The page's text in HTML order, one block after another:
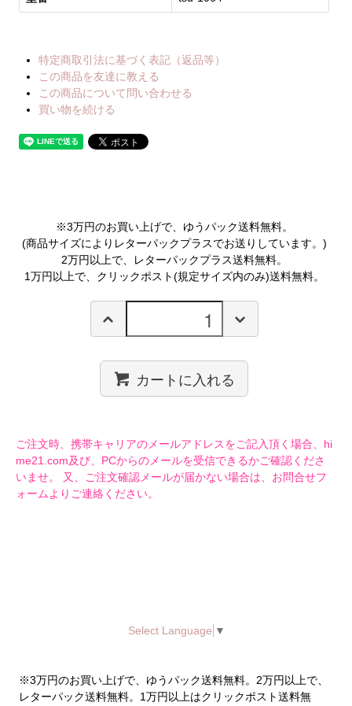
特定商取引法に基づく表記（返品等）
この商品を友達に教える
この商品について問い合わせる
買い物を続ける
※3万円のお買い上げで、ゆうパック送料無料。
(商品サイズによりレターパックプラスでお送りしています。)
2万円以上で、レターパックプラス送料無料。
1万円以上で、クリックポスト(規定サイズ内のみ)送料無料。
カートに入れる
ご注文時、携帯キャリアのメールアドレスをご記入頂く場合、hi
me21.com及び、PCからのメールを受信できるかご確認くださ
いませ。 又、ご注文確認メールが届かない場合は、お問合せフ
ォームよりご連絡ください。
Select Language ▼
※3万円のお買い上げで、ゆうパック送料無料。2万円以上で、
レターパック送料無料。1万円以上はクリックポスト送料無